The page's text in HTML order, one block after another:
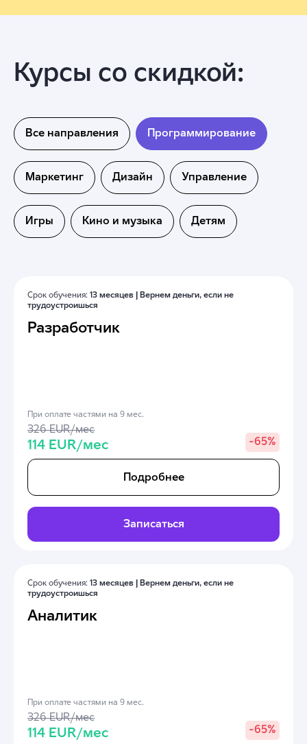
Курсы со скидкой:
Все направления Программирование
Маркетинг Дизайн Управление
Игры Кино и музыка Детям
Срок обучения: 13 месяцев |
Вернем деньги, если не
трудоустроишься
Разработчик
326 EUR/мес
-65%
114 EUR/мес
При оплате частями на 9 мес.
Подробнее
Записаться
Срок обучения: 13 месяцев |
Вернем деньги, если не
трудоустроишься
Аналитик
326 EUR/мес
-65%
114 EUR/мес
При оплате частями на 9 мес.